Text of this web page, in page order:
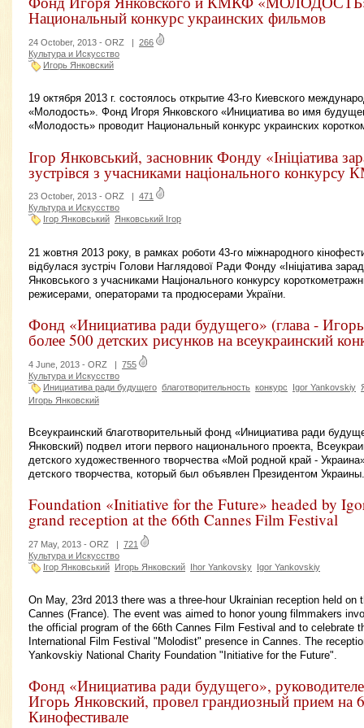
Национальный конкурс украинских фильмов
24 October, 2013 - ORZ | 266
Культура и Искусство
Игорь Янковский
19 октября 2013 г. состоялось открытие 43-го Киевского
«Молодость». Фонд Игоря Янковского «Инициатива во имя
«Молодость» проводит Национальный конкурс украинских
Ігор Янковський, засновник Фонду «Ініціатива
зустрівся з учасниками національного
23 October, 2013 - ORZ
471
Культура и Искусство
Ігор Янковський Янковський Ігор
21 жовтня 2013 року, в рамках роботи 43-го міжнародного
відбулася зустріч Голови Наглядової Ради Фонду «Ініціатива
Янковського з учасниками Національного конкурсу
режисерами, операторами та продюсерами України.
Фонд «Инициатива ради будущего» (глава -
более 500 детских рисунков на всеукраинский
4 June, 2013 - ORZ | 755
Культура и Искусство
Инициатива ради будущего благотворительность конкурс Igor Yankovskiy
Игорь Янковский
Всеукраинский благотворительный фонд «Инициатива ради
Янковский) подвел итоги первого национального проекта,
детского художественного творчества «Мой родной край -
детского творчества, который был объявлен Президентом Украины.
Foundation «Initiative for the Future» headed by
grand reception at the 66th Cannes Film Festival
27 May, 2013 - ORZ | 721
Культура и Искусство
Ігор Янковський Игорь Янковский Ihor Yankovsky Igor Yankovskiy
On May, 23rd 2013 there was a three-hour Ukrainian reception held on
Cannes (France). The event was aimed to honor young filmmakers
the official program of the 66th Cannes Film Festival and to celebrate
International Film Festival "Molodist" presence in Cannes. The
Yankovskiy National Charity Foundation "Initiative for the Future".
Фонд «Инициатива ради будущего»,
Игорь Янковский, провел грандиозный прием на
Кинофестивале